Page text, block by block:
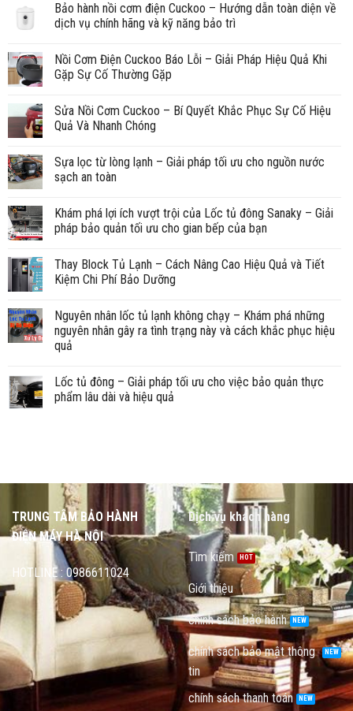
Bảo hành nồi cơm điện Cuckoo – Hướng dẫn toàn diện về
dịch vụ chính hãng và kỹ năng bảo trì
Nồi Cơm Điện Cuckoo Báo Lỗi – Giải Pháp Hiệu Quả Khi
Gặp Sự Cố Thường Gặp
Sửa Nồi Cơm Cuckoo – Bí Quyết Khắc Phục Sự Cố Hiệu
Quả Và Nhanh Chóng
Sựa lọc từ lòng lạnh – Giải pháp tối ưu cho nguồn nước
sạch an toàn
Khám phá lợi ích vượt trội của Lốc tủ đông Sanaky – Giải
pháp bảo quản tối ưu cho gian bếp của bạn
Thay Block Tủ Lạnh – Cách Nâng Cao Hiệu Quả và Tiết
Kiệm Chi Phí Bảo Dưỡng
Nguyên nhân lốc tủ lạnh không chạy – Khám phá những
nguyên nhân gây ra tình trạng này và cách khắc phục hiệu
quả
Lốc tủ đông – Giải pháp tối ưu cho việc bảo quản thực
phẩm lâu dài và hiệu quả
TRUNG TÂM BẢO HÀNH
ĐIỆN MÁY HÀ NỘI
HOTLINE : 0986611024
Dịch vụ khách hàng
Tìm kiếm
Giới thiệu
chính sách bảo hành
chính sách bảo mật thông
tin
chính sách thanh toán